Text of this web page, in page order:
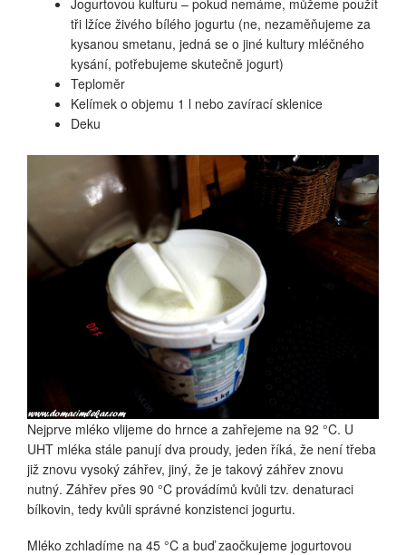
Jogurtovou kulturu – pokud nemáme, můžeme použít
tři lžíce živého bílého jogurtu (ne, nezaměňujeme za
kysanou smetanu, jedná se o jiné kultury mléčného
kysání, potřebujeme skutečně jogurt)
Teploměr
Kelímek o objemu 1 l nebo zavírací sklenice
Deku
Nejprve mléko vlijeme do hrnce a zahřejeme na 92 °C. U
UHT mléka stále panují dva proudy, jeden říká, že není třeba
již znovu vysoký záhřev, jiný, že je takový záhřev znovu
nutný. Záhřev přes 90 °C provádímů kvůli tzv. denaturaci
bílkovin, tedy kvůli správné konzistenci jogurtu.
Mléko zchladíme na 45 °C a buď zaočkujeme jogurtovou